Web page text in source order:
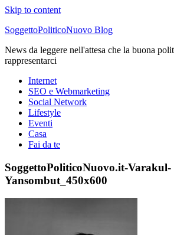
Skip to content
SoggettoPoliticoNuovo Blog
News da leggere nell'attesa che la buona
rappresentarci
Internet
SEO e Webmarketing
Social Network
Lifestyle
Eventi
Casa
Fai da te
SoggettoPoliticoNuovo.it-Varakul-
Yansombut_450x600